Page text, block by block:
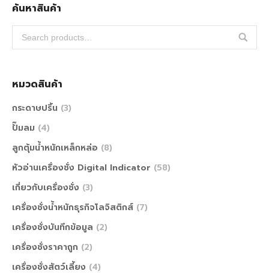
ค้นหาสินค้า
หมวดสินค้า
กระดาษปริ้น (3)
ปั๊มลม (4)
ลูกตุ้มน้ำหนักเหล็กหล่อ (8)
หัวอ่านเครื่องชั่ง Digital Indicator (58)
เกี่ยวกับเครื่องชั่ง (3)
เครื่องชั่งน้ำหนักธุรกิจโลจิสติกส์ (7)
เครื่องชั่งบันทึกข้อมูล (2)
เครื่องชั่งราคาถูก (2)
เครื่องชั่งสัตว์เลี้ยง (4)